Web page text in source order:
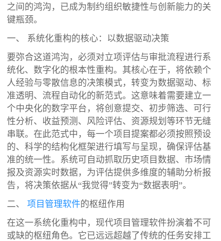
之间的鸿沟，已成为制约组织敏捷性与创新能力的关
键瓶颈。
一、 系统化重构的核心：以数据驱动决策
要弥合这道鸿沟，必须对立项评估与审批流程进行系
统化、数字化的根本性重构。其核心在于，将依赖个
人经验与零散信息的决策模式，转变为数据驱动、标
准透明、流程自动化的新范式。这意味着需要建立一
个中央化的数字平台，将创意提交、初步筛选、可行
性分析、收益预测、风险评估、资源规划等环节无缝
串联。在此范式中，每一个项目提案都必须按照预设
的、科学的结构化框架进行填写与呈现，确保评估基
准的统一性。系统可自动抓取历史项目数据、市场情
报及资源实时数据，为评估提供多维度的辅助分析报
告，将决策依据从“我觉得”转变为“数据表明”。
二、项目管理软件的枢纽作用
在这一系统化重构中，现代项目管理软件扮演着不可
或缺的枢纽角色。它已远远超越了传统的任务安排工